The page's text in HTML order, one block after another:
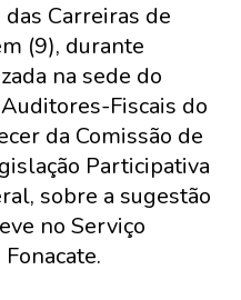
Carreiras de
(9), durante
na sede do
Fiscais do
da Comissão de
Participativa
sobre a sugestão
no Serviço